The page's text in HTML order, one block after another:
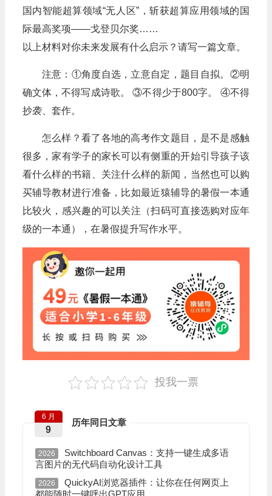
国内智能超算领域“无人区”，斩获超算应用领域的国
际最高奖项——戈登贝尔奖……
以上材料对你未来发展有什么启示？请写一篇文章。
注意：①角度自选，立意自定，题目自拟。②明
确文体，不得写成诗歌。 ③不得少于800字。 ④不得
抄袭、套作。
怎么样？看了各地的高考作文题目，是不是感触
很多，家有学子的家长可以有侧重的开始引导孩子该
看什么样的书籍、关注什么样的新闻，当然也可以购
买辅导教材进行准备，比如最近猿辅导的暑假一本通
比较火，感兴趣的可以关注（扫码可直接选购对应年
级的一本通），在暑假提升写作水平。
投我一票
历年同日文章
6 月
9
2026
Switchboard Canvas：支持一键生成多语
言图片的无代码自动化设计工具
2026
QuickyAI浏览器插件：让你在任何网页上